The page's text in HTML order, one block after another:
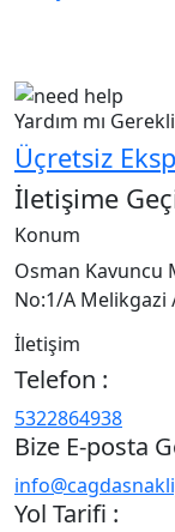
Yardım mı
Üçretsiz
İletişime
Konum
Osman Kavuncu
No:1/A Melikgazi
İletişim
Telefon :
5322864938
Bize E-posta
Yol Tarifi :